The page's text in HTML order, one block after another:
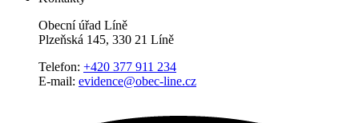
Obecní úřad Líně
Plzeňská 145, 330 21 Líně
Telefon: +420 377 911 234
E-mail: evidence@obec-line.cz